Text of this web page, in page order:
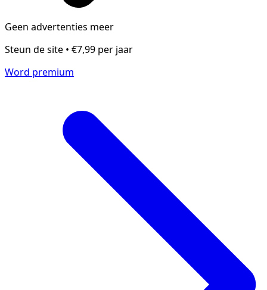
Geen advertenties meer
Steun de site • €7,99 per jaar
Word premium